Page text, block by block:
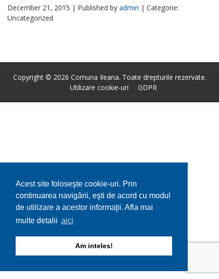
Acest site foloseşte cookie-uri. Prin
continuarea navigării, eşti de acord cu modul
de utilizare a acestor informaţii. Afla mai
multe detalii aici
Am inteles!
December 21, 2015 | Published by admin | Categorie:
Uncategorized
Copyright © 2026 Comuna Ileana. Toate drepturile rezervate.
Utilizare cookie-uri
GDPR